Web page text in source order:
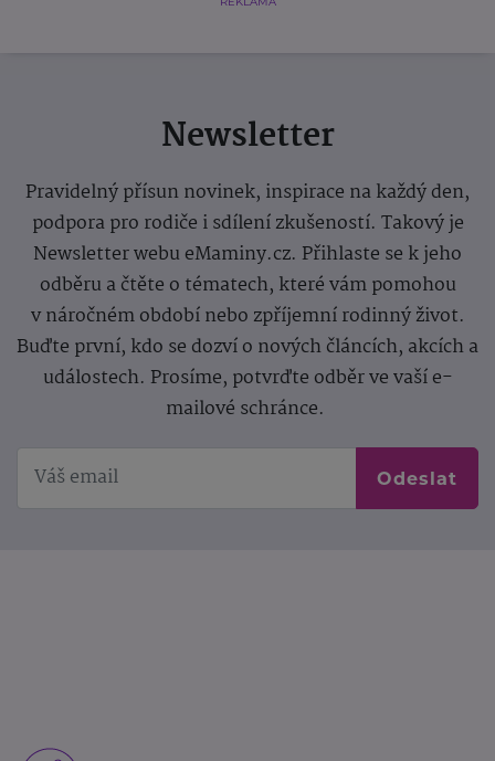
Newsletter
Pravidelný přísun novinek, inspirace na každý den,
podpora pro rodiče i sdílení zkušeností. Takový je
Newsletter webu eMaminy.cz. Přihlaste se k jeho
odběru a čtěte o tématech, které vám pomohou
v náročném období nebo zpříjemní rodinný život.
Buďte první, kdo se dozví o nových článcích, akcích a
událostech. Prosíme, potvrďte odběr ve vaší e-
mailové schránce.
Odeslat